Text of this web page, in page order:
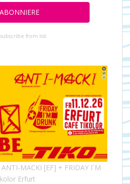
from list
MACKI [EF] + FRIDAY I´M
Erfurt